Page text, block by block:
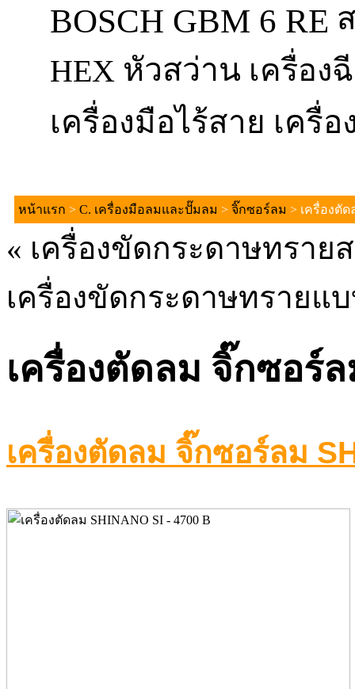
BOSCH GBM 6 RE
HEX หัวสว่าน เครื่อง
เครื่องมือไร้สาย เครื่อ
หน้าแรก > C. เครื่องมือลมและปั๊มลม > จิ๊กซอร์ลม > เครื่องตั
« เครื่องขัดกระดาษทราย
เครื่องขัดกระดาษทรายแ
เครื่องตัดลม จิ๊กซอร์
เครื่องตัดลม จิ๊กซอร์ลม